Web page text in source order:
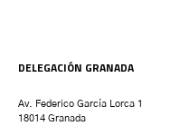
DELEGACIÓN GRANADA
Av. Federico García Lorca 1
18014 Granada